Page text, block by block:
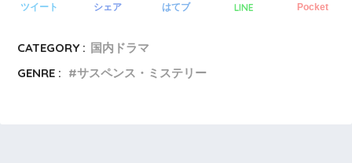
ツイート シェア はてブ LINE Pocket
CATEGORY : 国内ドラマ
GENRE :
サスペンス・ミステリー